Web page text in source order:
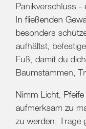
Panikverschluss -
In fließenden
besonders
aufhältst,
Fuß, damit du
Baumstämmen,
Nimm Licht,
aufmerksam zu
zu werden. Trage